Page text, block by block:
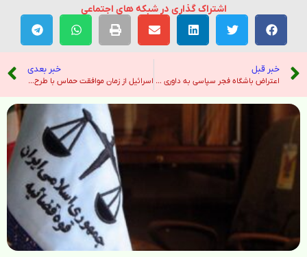
اشتراک گذاری در شبکه های اجتماعی
خبر قبل
اعتراض باشگاه فجر سپاسی به داوری و درخواست شفافیت – خبرگزاری ایرنا
خبر بعدی
اسرائیل از زمان موافقت حماس با طرح آتش بس ترامپ ، ۲۳۹ بار غزه را بمباران کرده است – خبرگزاری ایرنا